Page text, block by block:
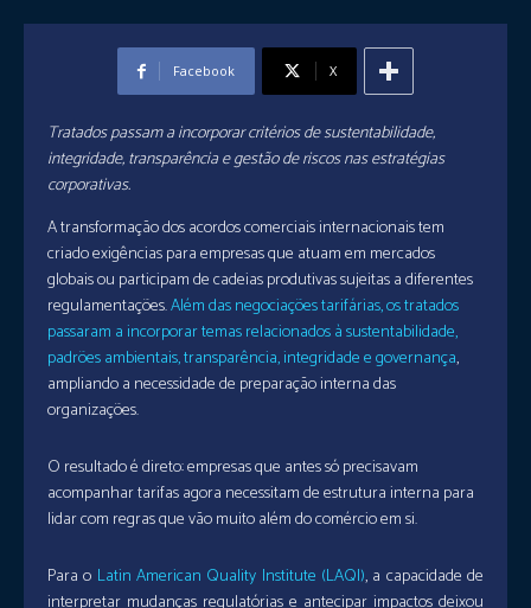
Facebook X
Tratados passam a incorporar critérios de sustentabilidade,
integridade, transparência e gestão de riscos nas estratégias
corporativas.
A transformação dos acordos comerciais internacionais tem
criado exigências para empresas que atuam em mercados
globais ou participam de cadeias produtivas sujeitas a diferentes
regulamentações.Além das negociações tarifárias, os tratados
passaram a incorporar temas relacionados à sustentabilidade,
padrões ambientais, transparência, integridade e governança,
ampliando a necessidade de preparação interna das
organizações.
O resultado é direto: empresas que antes só precisavam
acompanhar tarifas agora necessitam de estrutura interna para
lidar com regras que vão muito além do comércio em si.
Para o Latin American Quality Institute (LAQI), a capacidade de